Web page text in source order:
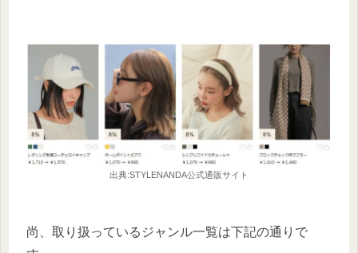
出典:STYLENANDA公式通販サイト
尚、取り扱っているジャンル一覧は下記の通りで